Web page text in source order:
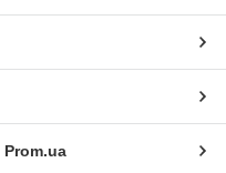
Prom.ua